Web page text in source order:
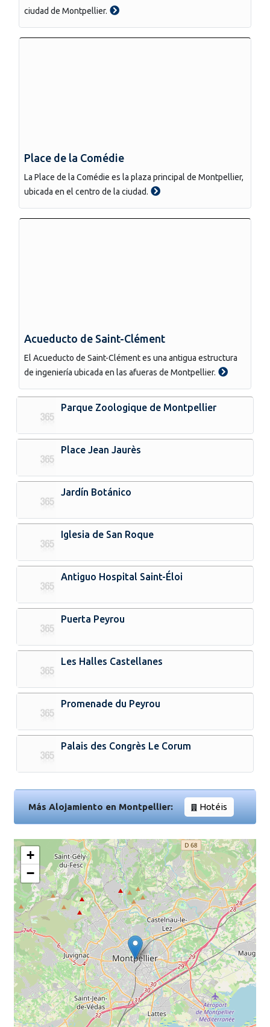
ciudad de Montpellier.
Place de la Comédie
La Place de la Comédie es la plaza principal de Montpellier,
ubicada en el centro de la ciudad.
Acueducto de Saint-Clément
El Acueducto de Saint-Clément es una antigua estructura
de ingeniería ubicada en las afueras de Montpellier.
Parque Zoologique de Montpellier
Place Jean Jaurès
Jardín Botánico
Iglesia de San Roque
Antiguo Hospital Saint-Éloi
Puerta Peyrou
Les Halles Castellanes
Promenade du Peyrou
Palais des Congrès Le Corum
Más Alojamiento en Montpellier: Hotéis
+
−